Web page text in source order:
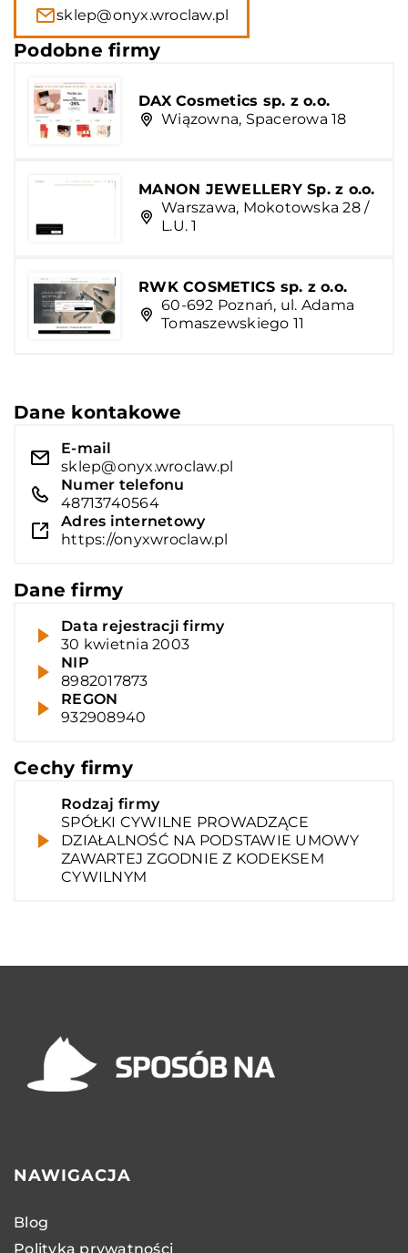
sklep@onyx.wroclaw.pl
Podobne firmy
DAX Cosmetics sp. z o.o.
Wiązowna, Spacerowa 18
MANON JEWELLERY Sp. z o.o.
Warszawa, Mokotowska 28 /
L.U. 1
RWK COSMETICS sp. z o.o.
60-692 Poznań, ul. Adama
Tomaszewskiego 11
Dane kontakowe
E-mail
sklep@onyx.wroclaw.pl
Numer telefonu
48713740564
Adres internetowy
https://onyxwroclaw.pl
Dane firmy
Data rejestracji firmy
30 kwietnia 2003
NIP
8982017873
REGON
932908940
Cechy firmy
Rodzaj firmy
SPÓŁKI CYWILNE PROWADZĄCE
DZIAŁALNOŚĆ NA PODSTAWIE UMOWY
ZAWARTEJ ZGODNIE Z KODEKSEM
CYWILNYM
NAWIGACJA
Blog
Polityka prywatności